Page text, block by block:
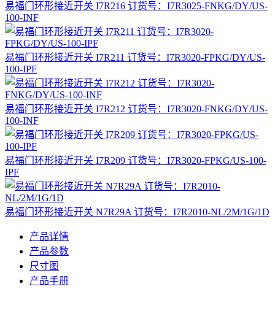
易福门环形接近开关 I7R216 订货号：I7R3025-FNKG/DY/US-
100-INF
易福门环形接近开关 I7R211 订货号：I7R3020-FPKG/DY/US-
100-IPF
易福门环形接近开关 I7R212 订货号：I7R3020-FNKG/DY/US-
100-INF
易福门环形接近开关 I7R209 订货号：I7R3020-FPKG/US-100-
IPF
易福门环形接近开关 N7R29A 订货号：I7R2010-NL/2M/1G/1D
产品详情
产品参数
尺寸图
产品手册